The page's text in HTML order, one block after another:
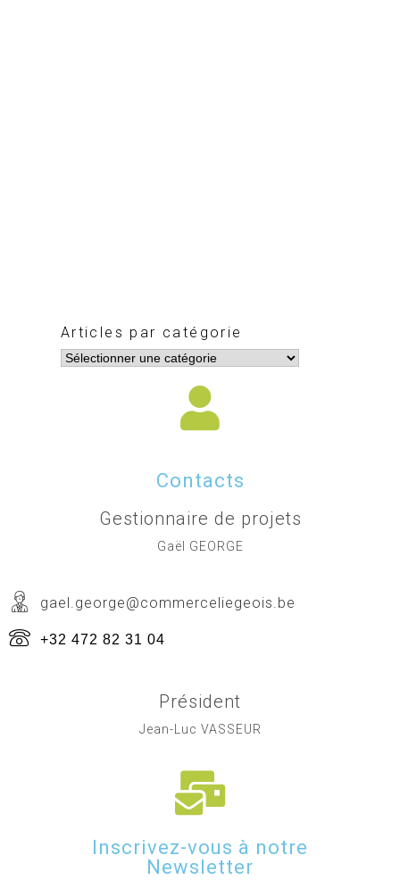
Articles par catégorie
Contacts
Gestionnaire de projets
Gaël GEORGE
gael.george@commerceliegeois.be
+32 472 82 31 04
Président
Jean-Luc VASSEUR
Inscrivez-vous à notre
Newsletter